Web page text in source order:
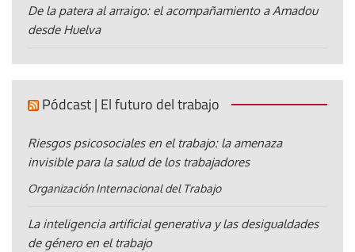
De la patera al arraigo: el acompañamiento a Amadou
desde Huelva
Pódcast | El futuro del trabajo
Riesgos psicosociales en el trabajo: la amenaza
invisible para la salud de los trabajadores
Organización Internacional del Trabajo
La inteligencia artificial generativa y las desigualdades
de género en el trabajo